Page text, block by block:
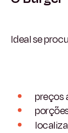
Ideal se
preços